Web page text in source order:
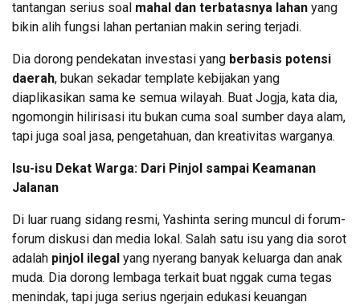
tantangan serius soal mahal dan terbatasnya lahan yang
bikin alih fungsi lahan pertanian makin sering terjadi.
Dia dorong pendekatan investasi yang berbasis potensi
daerah, bukan sekadar template kebijakan yang
diaplikasikan sama ke semua wilayah. Buat Jogja, kata dia,
ngomongin hilirisasi itu bukan cuma soal sumber daya alam,
tapi juga soal jasa, pengetahuan, dan kreativitas warganya.
Isu-isu Dekat Warga: Dari Pinjol sampai Keamanan
Jalanan
Di luar ruang sidang resmi, Yashinta sering muncul di forum-
forum diskusi dan media lokal. Salah satu isu yang dia sorot
adalah pinjol ilegal yang nyerang banyak keluarga dan anak
muda. Dia dorong lembaga terkait buat nggak cuma tegas
menindak, tapi juga serius ngerjain edukasi keuangan